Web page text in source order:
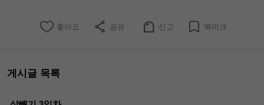
좋아요 공유 신고 북마크
게시글 목록